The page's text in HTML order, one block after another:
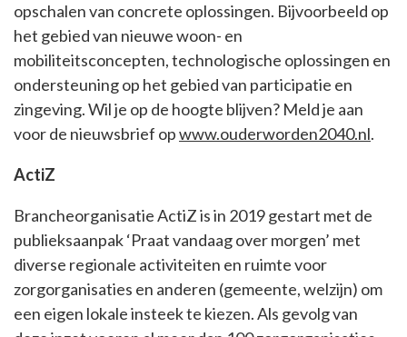
opschalen van concrete oplossingen. Bijvoorbeeld op
het gebied van nieuwe woon- en
mobiliteitsconcepten, technologische oplossingen en
ondersteuning op het gebied van participatie en
zingeving. Wil je op de hoogte blijven? Meld je aan
voor de nieuwsbrief opwww.ouderworden2040.nl.
ActiZ
Brancheorganisatie ActiZ is in 2019 gestart met de
publieksaanpak ‘Praat vandaag over morgen’ met
diverse regionale activiteiten en ruimte voor
zorgorganisaties en anderen (gemeente, welzijn) om
een eigen lokale insteek te kiezen. Als gevolg van